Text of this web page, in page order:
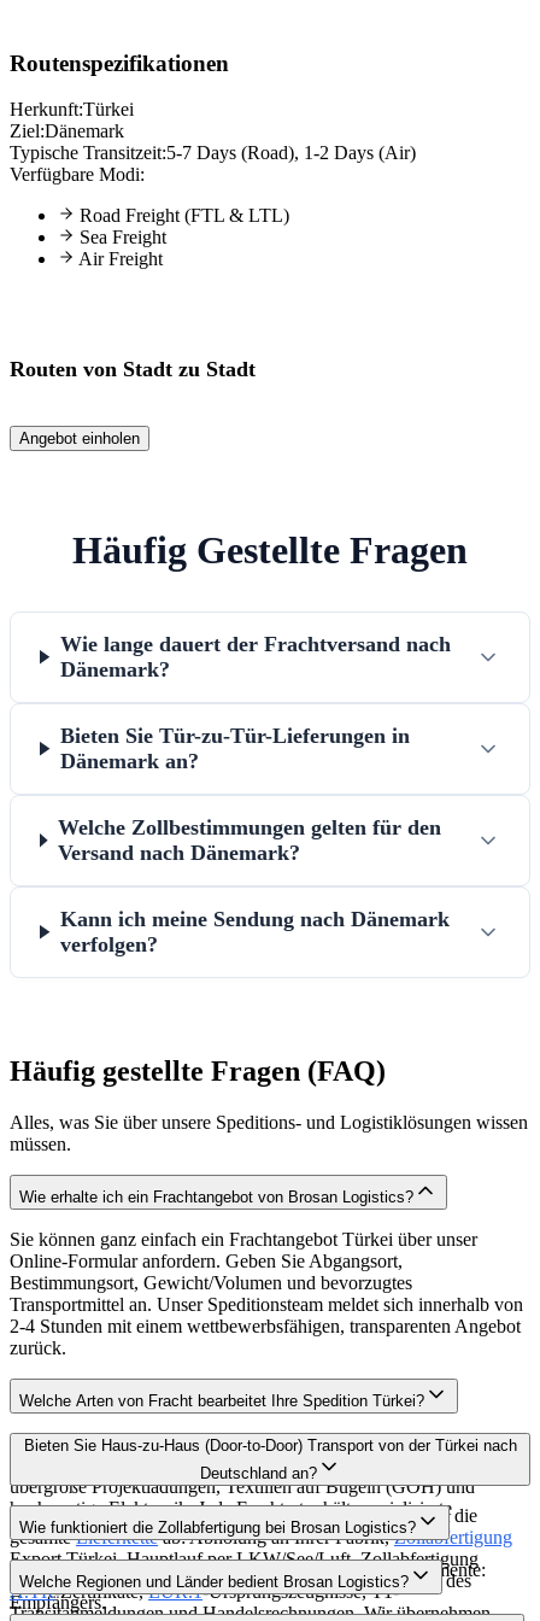
Routenspezifikationen
Herkunft:Türkei
Ziel:Dänemark
Typische Transitzeit:5-7 Days (Road), 1-2 Days (Air)
Verfügbare Modi:
Road Freight (FTL & LTL)
Sea Freight
Air Freight
Routen von Stadt zu Stadt
Angebot einholen
Häufig Gestellte Fragen
Wie lange dauert der Frachtversand nach
Dänemark?
Bieten Sie Tür-zu-Tür-Lieferungen in
Dänemark an?
Welche Zollbestimmungen gelten für den
Versand nach Dänemark?
Kann ich meine Sendung nach Dänemark
verfolgen?
Häufig gestellte Fragen (FAQ)
Alles, was Sie über unsere Speditions- und Logistiklösungen wissen
müssen.
Wie erhalte ich ein Frachtangebot von Brosan Logistics?
Sie können ganz einfach ein Frachtangebot Türkei über unser
Online-Formular anfordern. Geben Sie Abgangsort,
Bestimmungsort, Gewicht/Volumen und bevorzugtes
Transportmittel an. Unser Speditionsteam meldet sich innerhalb von
2-4 Stunden mit einem wettbewerbsfähigen, transparenten Angebot
zurück.
Welche Arten von Fracht bearbeitet Ihre Spedition Türkei?
Als Full-ServiceSpedition Türkeibearbeiten wir Stückgut,
temperaturempfindliche Waren (Frigo/Reefer), Gefahrgut (ADR),
übergroße Projektladungen, Textilien auf Bügeln (GOH) und
hochwertige Elektronik. Jede Frachtart erhält spezialisierte
Behandlung durch unsere Experten.
Bieten Sie Haus-zu-Haus (Door-to-Door) Transport von der Türkei nach
Deutschland an?
Ja, unser Door-to-Door Türkei
Service deckt die
gesamteLieferketteab: Abholung an Ihrer Fabrik,Zollabfertigung
Export Türkei, Hauptlauf per LKW/See/Luft, Zollabfertigung
Import Deutschland und finale Zustellung bis zur Rampe des
Empfängers.
Wie funktioniert die Zollabfertigung bei Brosan Logistics?
Unser
Türkei Team verwaltet alle Dokumente:
A.TR-Zertifikate,EUR.1-Ursprungszeugnisse, T1-
Transitanmeldungen und Handelsrechnungen. Wir übernehmen
Welche Regionen und Länder bedient Brosan Logistics?